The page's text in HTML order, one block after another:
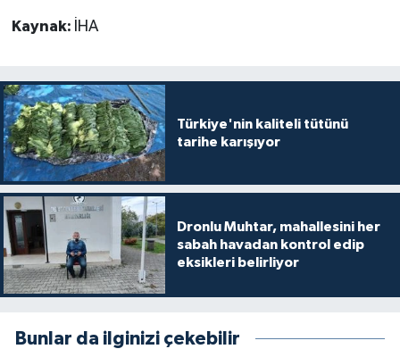
Kaynak: İHA
Türkiye'nin kaliteli tütünü
tarihe karışıyor
Dronlu Muhtar, mahallesini her
sabah havadan kontrol edip
eksikleri belirliyor
Bunlar da ilginizi çekebilir